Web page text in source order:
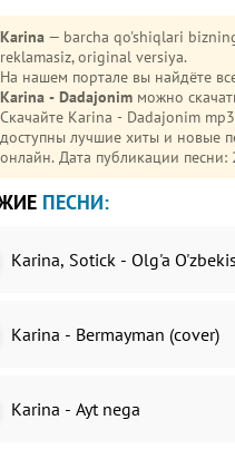
Karina — barcha qo'shiqlari
reklamasiz, original versiya.
На нашем портале вы найдёте
Karina - Dadajonim можно
Скачайте Karina - Dadajonim
доступны лучшие хиты и новые
онлайн. Дата публикации
ПЕСНИ:
Karina, Sotick - Olg'a
Karina - Bermayman (cover)
Karina - Ayt nega